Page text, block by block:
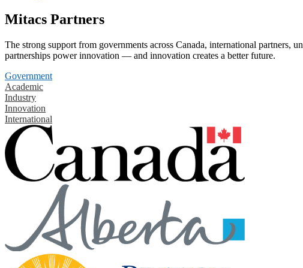
Mitacs Partners
The strong support from governments across Canada, international partners,
partnerships power innovation — and innovation creates a better future.
Government
Academic
Industry
Innovation
International